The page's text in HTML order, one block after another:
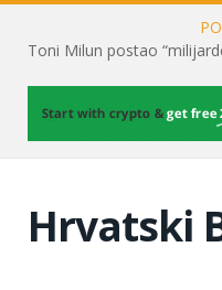
Hrvatski